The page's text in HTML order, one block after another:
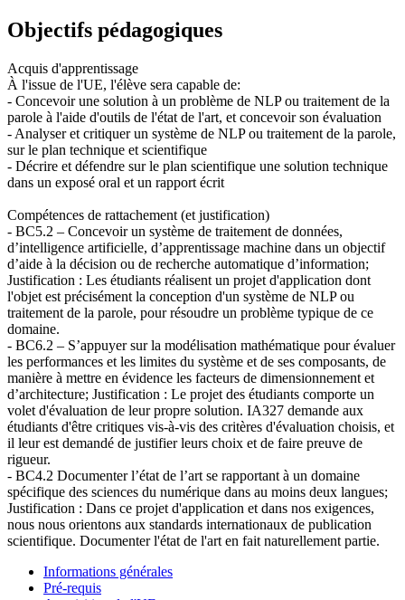
Objectifs pédagogiques
Acquis d'apprentissage
À l'issue de l'UE, l'élève sera capable de:
- Concevoir une solution à un problème de NLP ou traitement de la
parole à l'aide d'outils de l'état de l'art, et concevoir son évaluation
- Analyser et critiquer un système de NLP ou traitement de la parole,
sur le plan technique et scientifique
- Décrire et défendre sur le plan scientifique une solution technique
dans un exposé oral et un rapport écrit
Compétences de rattachement (et justification)
- BC5.2 – Concevoir un système de traitement de données,
d’intelligence artificielle, d’apprentissage machine dans un objectif
d’aide à la décision ou de recherche automatique d’information;
Justification : Les étudiants réalisent un projet d'application dont
l'objet est précisément la conception d'un système de NLP ou
traitement de la parole, pour résoudre un problème typique de ce
domaine.
- BC6.2 – S’appuyer sur la modélisation mathématique pour évaluer
les performances et les limites du système et de ses composants, de
manière à mettre en évidence les facteurs de dimensionnement et
d’architecture; Justification : Le projet des étudiants comporte un
volet d'évaluation de leur propre solution. IA327 demande aux
étudiants d'être critiques vis-à-vis des critères d'évaluation choisis, et
il leur est demandé de justifier leurs choix et de faire preuve de
rigueur.
- BC4.2 Documenter l’état de l’art se rapportant à un domaine
spécifique des sciences du numérique dans au moins deux langues;
Justification : Dans ce projet d'application et dans nos exigences,
nous nous orientons aux standards internationaux de publication
scientifique. Documenter l'état de l'art en fait naturellement partie.
Informations générales
Pré-requis